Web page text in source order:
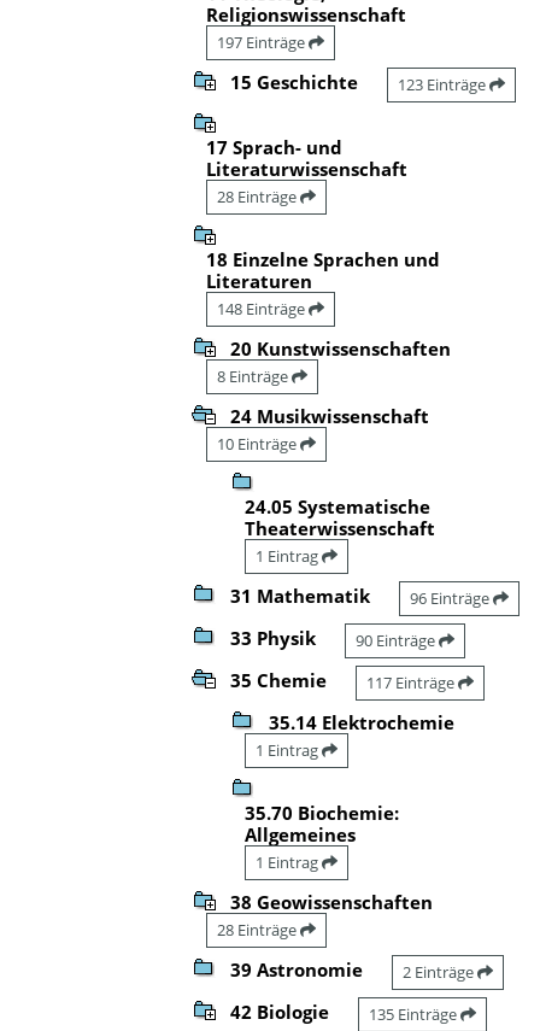
Religionswissenschaft
197 Einträge
15 Geschichte 123 Einträge
17 Sprach- und
Literaturwissenschaft
28 Einträge
18 Einzelne Sprachen und
Literaturen
148 Einträge
20 Kunstwissenschaften
8 Einträge
24 Musikwissenschaft
10 Einträge
24.05 Systematische
Theaterwissenschaft
1 Eintrag
31 Mathematik 96 Einträge
33 Physik 90 Einträge
35 Chemie 117 Einträge
35.14 Elektrochemie
1 Eintrag
35.70 Biochemie:
Allgemeines
1 Eintrag
38 Geowissenschaften
28 Einträge
39 Astronomie 2 Einträge
42 Biologie 135 Einträge